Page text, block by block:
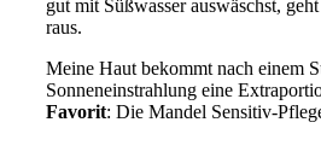
gut mit Süßwasser auswäschst,
raus.
Meine Haut bekommt nach einem
Sonneneinstrahlung eine
Favorit: Die Mandel Sensitiv-